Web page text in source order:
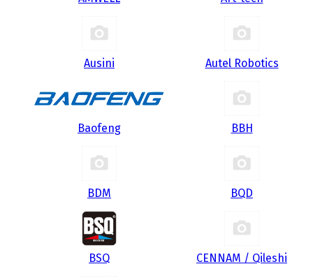
Ausini Autel Robotics
Baofeng BBH
BDM BQD
BSQ CENNAM / Qileshi